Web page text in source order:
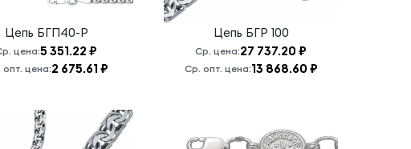
Цепь БГП40-Р
цена:5 351.22 ₽
цена:2 675.61 ₽
Цепь БГР 100
Ср. цена:27 737.20 ₽
Ср. опт. цена:13 868.60 ₽